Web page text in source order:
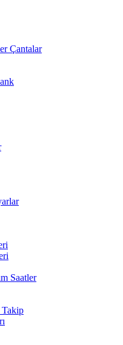
Çantalar
Saatler